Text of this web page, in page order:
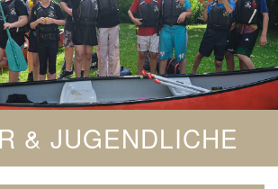
& JUGENDLICHE